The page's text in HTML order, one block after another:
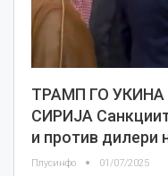
ТРАМП ГО
СИРИЈА
и против дилери
Плусинфо 01/07/2025